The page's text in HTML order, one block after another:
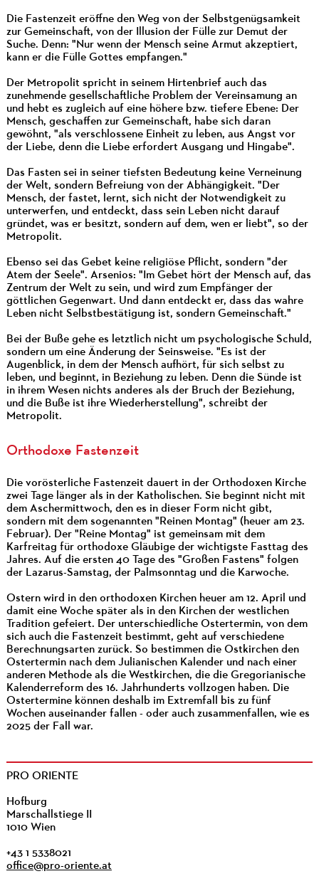
Die Fastenzeit eröffne den Weg von der Selbstgenügsamkeit
zur Gemeinschaft, von der Illusion der Fülle zur Demut der
Suche. Denn: "Nur wenn der Mensch seine Armut akzeptiert,
kann er die Fülle Gottes empfangen."
Der Metropolit spricht in seinem Hirtenbrief auch das
zunehmende gesellschaftliche Problem der Vereinsamung an
und hebt es zugleich auf eine höhere bzw. tiefere Ebene: Der
Mensch, geschaffen zur Gemeinschaft, habe sich daran
gewöhnt, "als verschlossene Einheit zu leben, aus Angst vor
der Liebe, denn die Liebe erfordert Ausgang und Hingabe".
Das Fasten sei in seiner tiefsten Bedeutung keine Verneinung
der Welt, sondern Befreiung von der Abhängigkeit. "Der
Mensch, der fastet, lernt, sich nicht der Notwendigkeit zu
unterwerfen, und entdeckt, dass sein Leben nicht darauf
gründet, was er besitzt, sondern auf dem, wen er liebt", so der
Metropolit.
Ebenso sei das Gebet keine religiöse Pflicht, sondern "der
Atem der Seele". Arsenios: "Im Gebet hört der Mensch auf, das
Zentrum der Welt zu sein, und wird zum Empfänger der
göttlichen Gegenwart. Und dann entdeckt er, dass das wahre
Leben nicht Selbstbestätigung ist, sondern Gemeinschaft."
Bei der Buße gehe es letztlich nicht um psychologische Schuld,
sondern um eine Änderung der Seinsweise. "Es ist der
Augenblick, in dem der Mensch aufhört, für sich selbst zu
leben, und beginnt, in Beziehung zu leben. Denn die Sünde ist
in ihrem Wesen nichts anderes als der Bruch der Beziehung,
und die Buße ist ihre Wiederherstellung", schreibt der
Metropolit.
Orthodoxe Fastenzeit
Die vorösterliche Fastenzeit dauert in der Orthodoxen Kirche
zwei Tage länger als in der Katholischen. Sie beginnt nicht mit
dem Aschermittwoch, den es in dieser Form nicht gibt,
sondern mit dem sogenannten "Reinen Montag" (heuer am 23.
Februar). Der "Reine Montag" ist gemeinsam mit dem
Karfreitag für orthodoxe Gläubige der wichtigste Fasttag des
Jahres. Auf die ersten 40 Tage des "Großen Fastens" folgen
der Lazarus-Samstag, der Palmsonntag und die Karwoche.
Ostern wird in den orthodoxen Kirchen heuer am 12. April und
damit eine Woche später als in den Kirchen der westlichen
Tradition gefeiert. Der unterschiedliche Ostertermin, von dem
sich auch die Fastenzeit bestimmt, geht auf verschiedene
Berechnungsarten zurück. So bestimmen die Ostkirchen den
Ostertermin nach dem Julianischen Kalender und nach einer
anderen Methode als die Westkirchen, die die Gregorianische
Kalenderreform des 16. Jahrhunderts vollzogen haben. Die
Ostertermine können deshalb im Extremfall bis zu fünf
Wochen auseinander fallen - oder auch zusammenfallen, wie es
2025 der Fall war.
PRO ORIENTE
Hofburg
Marschallstiege II
1010 Wien
+43 1 5338021
office@pro-oriente.at